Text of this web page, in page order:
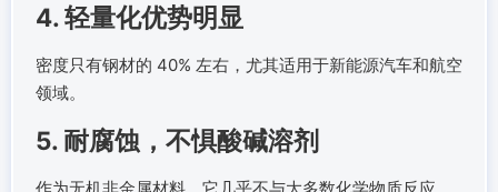
4. 轻量化优势明显
密度只有钢材的 40% 左右，尤其适用于新能源汽车和航空
领域。
5. 耐腐蚀，不惧酸碱溶剂
作为无机非金属材料，它几乎不与大多数化学物质反应。